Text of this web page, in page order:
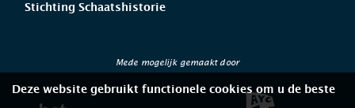
Stichting Schaatshistorie
Mede mogelijk gemaakt door
Deze website gebruikt functionele cookies om u de beste